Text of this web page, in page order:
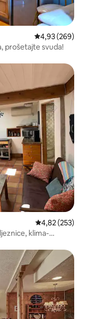
prosječna
4,93 (269)
prošetajte svuda!
prosječna
4,82 (253)
klima-